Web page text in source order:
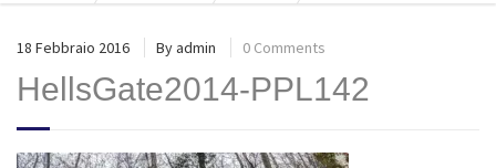
18 Febbraio 2016 Byadmin 0 Comments
HellsGate2014-PPL142